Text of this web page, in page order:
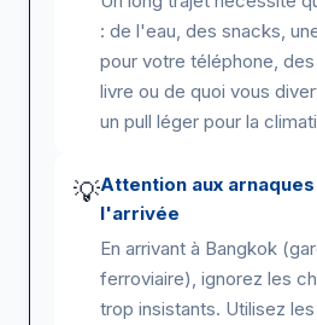
: de l'eau, des snacks,
pour votre téléphone,
livre ou de quoi vous
un pull léger pour la
💡Attention aux
l'arrivée
En arrivant à Bangkok
ferroviaire), ignorez les
trop insistants. Utilisez